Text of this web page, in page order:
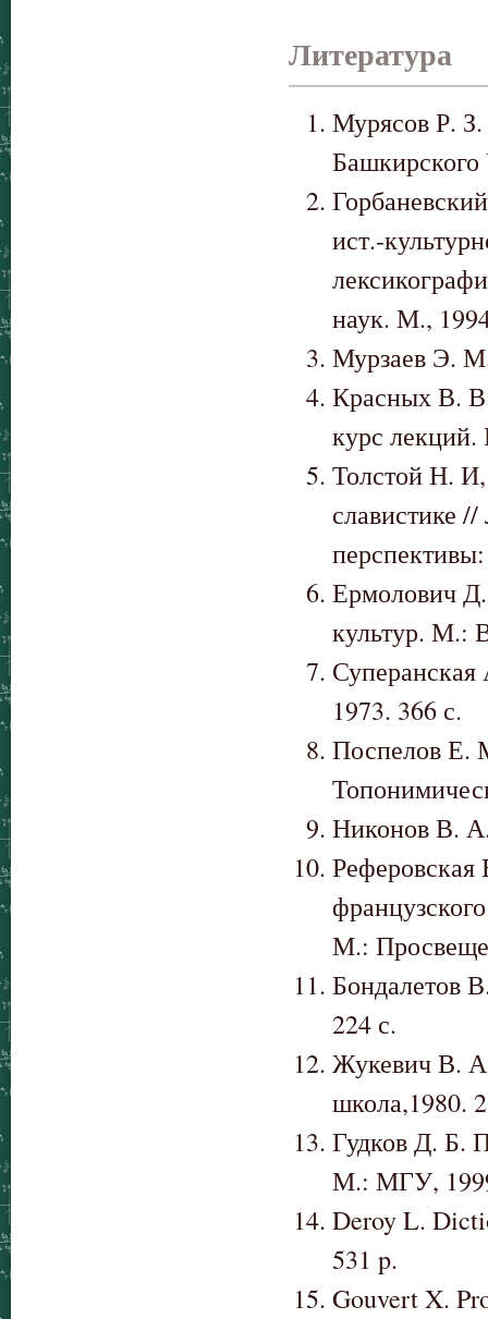
Литература
Мурясов Р.
ист.-
наук. М.,
Мурзаев Э.
Красных В. В.
курс
Толстой Н.
славистике
Ермолович
культур. М.:
1973. 366 с.
Поспелов Е.
Никонов В.
Реферовская
М.:
Бондалетов
224 с.
Жукевич В.
школа,1980.
Гудков Д. Б.
М.: МГУ,
Deroy L.
531 p.
Gouvert X.